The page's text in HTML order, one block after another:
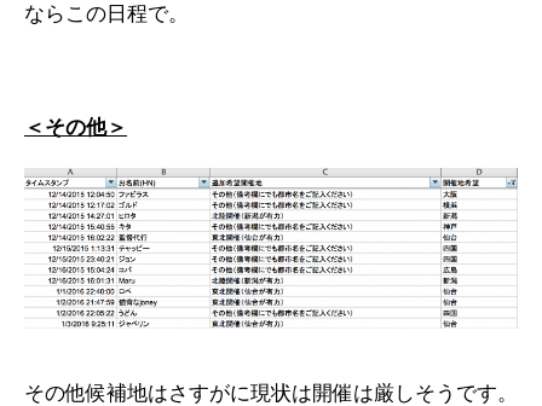
ならこの日程で。
＜その他＞
その他候補地はさすがに現状は開催は厳しそうです。